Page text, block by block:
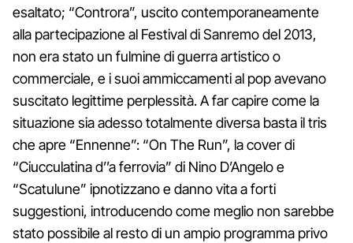
esaltato; “Controra”, uscito contemporaneamente
alla partecipazione al Festival di Sanremo del 2013,
non era stato un fulmine di guerra artistico o
commerciale, e i suoi ammiccamenti al pop avevano
suscitato legittime perplessità. A far capire come la
situazione sia adesso totalmente diversa basta il tris
che apre “Ennenne”: “On The Run”, la cover di
“Ciucculatina d’’a ferrovia” di Nino D’Angelo e
“Scatulune” ipnotizzano e danno vita a forti
suggestioni, introducendo come meglio non sarebbe
stato possibile al resto di un ampio programma privo